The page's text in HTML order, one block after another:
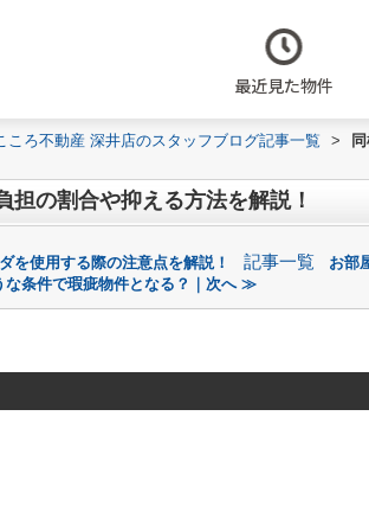
最近見た物件
ころ不動産 深井店のスタッフブログ記事一覧 >
担の割合や抑える方法を解説！
使用する際の注意点を解説！ 記事一覧
お部
な条件で瑕疵物件となる？｜次へ ≫